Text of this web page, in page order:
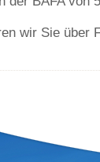
wir Sie über